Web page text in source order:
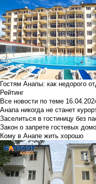
Гостям Анапы: как недорого
Рейтинг
Все новости по теме
Анапа никогда не станет
Заселиться в гостиницу без
Закон о запрете гостевых
Кому в Анапе жить хорошо